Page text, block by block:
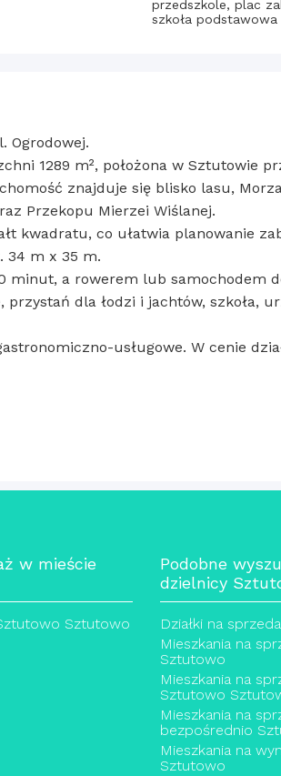
przedszkole, plac
szkoła podstawowa
Ogrodowej.
1289 m², położona w Sztutowie
znajduje się blisko lasu,
Przekopu Mierzei Wiślanej.
kwadratu, co ułatwia planowanie
34 m x 35 m.
minut, a rowerem lub samochodem
dla łodzi i jachtów, szkoła,
usługowe. W cenie
w mieście
Sztutowo
Podobne
dzielnicy
Działki na
Mieszkania na
Sztutowo
Mieszkania na
Sztutowo
Mieszkania na
bezpośrednio
Mieszkania na
Sztutowo